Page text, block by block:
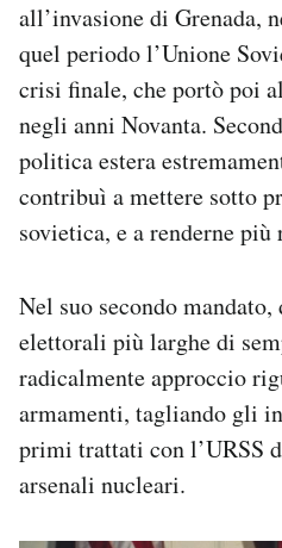
all’invasione di Grenada,
quel periodo l’Unione
crisi finale, che portò poi
negli anni Novanta.
politica estera
contribuì a mettere sotto
sovietica, e a renderne
Nel suo secondo
elettorali più larghe di
radicalmente approccio
armamenti, tagliando gli
primi trattati con l’URSS
arsenali nucleari.